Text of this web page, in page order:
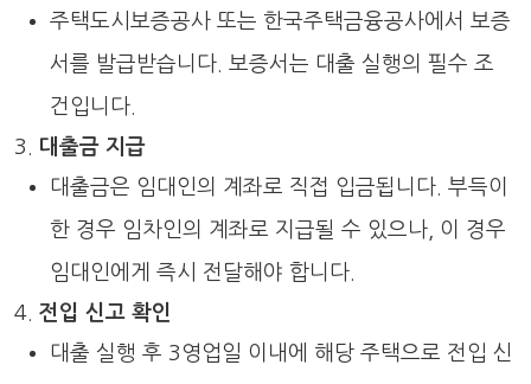
주택도시보증공사 또는 한국주택금융공사에서 보증
서를 발급받습니다. 보증서는 대출 실행의 필수 조
건입니다.
대출금 지급
대출금은 임대인의 계좌로 직접 입금됩니다. 부득이
한 경우 임차인의 계좌로 지급될 수 있으나, 이 경우
임대인에게 즉시 전달해야 합니다.
전입 신고 확인
대출 실행 후 3영업일 이내에 해당 주택으로 전입 신